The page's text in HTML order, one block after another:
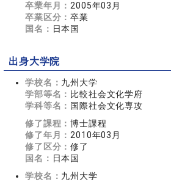
卒業年月： 2005年03月
卒業区分：卒業
国名： 日本国
出身大学院
学校名： 九州大学
学部等名： 比較社会文化学府
学科等名： 国際社会文化専攻
修了課程：博士課程
修了年月： 2010年03月
修了区分：修了
国名： 日本国
学校名： 九州大学